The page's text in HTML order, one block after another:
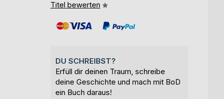
Titel bewerten
DU SCHREIBST?
Erfüll dir deinen Traum, schreibe
deine Geschichte und mach mit BoD
ein Buch daraus!